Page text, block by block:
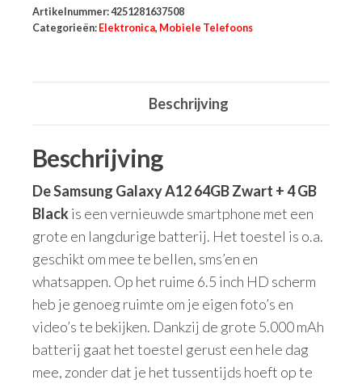
Artikelnummer:4251281637508
Categorieën: Elektronica, Mobiele Telefoons
Beschrijving
Beschrijving
De Samsung Galaxy A12 64GB Zwart + 4 GB
Blackis een vernieuwde smartphone met een
grote en langdurige batterij. Het toestel is o.a.
geschikt om mee te bellen, sms’en en
whatsappen. Op het ruime 6.5 inch HD scherm
heb je genoeg ruimte om je eigen foto’s en
video’s te bekijken. Dankzij de grote 5.000 mAh
batterij gaat het toestel gerust een hele dag
mee, zonder dat je het tussentijds hoeft op te